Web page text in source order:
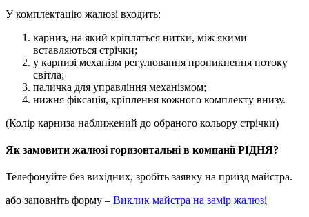
У комплектацію жалюзі входить:
карниз, на який кріпляться нитки, між якими
вставляються стрічки;
у карнизі механізм регулювання проникнення потоку
світла;
паличка для управління механізмом;
нижня фіксація, кріплення кожного комплекту внизу.
(Колір карниза наближений до обраного кольору стрічки)
Як замовити жалюзі горизонтальні в компанії РІДНЯ?
Телефонуйте без вихідних, зробіть заявку на приїзд майстра.
або заповніть форму – Виклик майстра на замір жалюзі